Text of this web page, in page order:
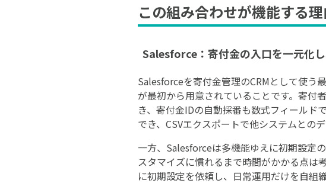
この組み合わせが機能する理
Salesforce：寄付金の入口を一元化
Salesforceを寄付金管理のCRMとして使う
が最初から用意されていることです。寄付
き、寄付金IDの自動採番も数式フィールド
でき、CSVエクスポートで他システムとの
一方、Salesforceは多機能ゆえに初期設定
スタマイズに慣れるまで時間がかかる点は
に初期設定を依頼し、日常運用だけを自組